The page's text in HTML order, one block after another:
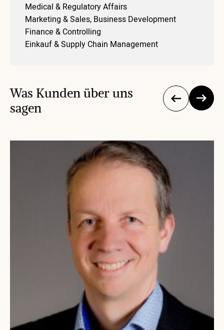
Medical & Regulatory Affairs
Marketing & Sales, Business Development
Finance & Controlling
Einkauf & Supply Chain Management
Was Kunden über uns
sagen